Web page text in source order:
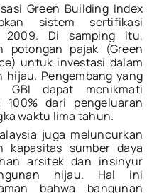
Green Building Index
sistem sertifikasi
2009. Di samping itu,
potongan pajak (Green
untuk investasi dalam
hijau. Pengembang yang
GBI dapat menikmati
dari pengeluaran
waktu lima tahun.
juga meluncurkan
kapasitas sumber daya
arsitek dan insinyur
hijau. Hal ini
bahwa bangunan